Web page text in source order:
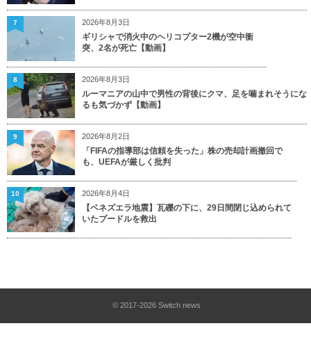
2026年8月3日
ギリシャで消火中のヘリコプター2機が空中衝
突、2名が死亡【動画】
7
2026年8月3日
ルーマニアの山中で男性の背後にクマ、足を噛まれそうにな
るも気づかず【動画】
8
2026年8月2日
「FIFAの指導部は信頼を失った」株の売却計画撤回で
も、UEFAが厳しく批判
9
2026年8月4日
【ベネズエラ地震】瓦礫の下に、29日間閉じ込められて
いたプードルを救出
10
© 2017-2026Switch news